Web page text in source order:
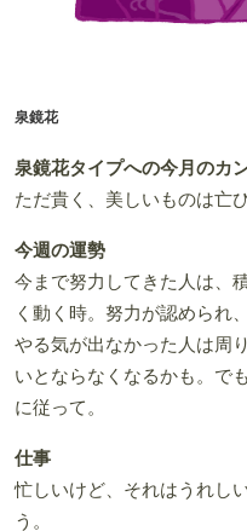
泉鏡花
泉鏡花タイプへの今月のカ
ただ貴く、美しいものは亡
今週の運勢
今まで努力してきた人は、
く動く時。努力が認められ
やる気が出なかった人は周
いとならなくなるかも。で
に従って。
仕事
忙しいけど、それはうれし
う。